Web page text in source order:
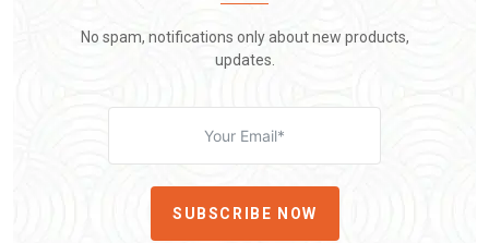
No spam, notifications only about new products,
updates.
SUBSCRIBE NOW